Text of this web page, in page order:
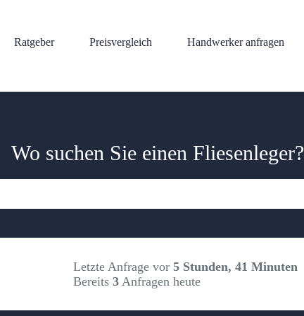
Ratgeber
Preisvergleich Handwerker anfragen
Wo suchen Sie einen Fliesenleger?
Letzte Anfrage vor 5 Stunden, 41 Minuten
Bereits 3Anfragen heute